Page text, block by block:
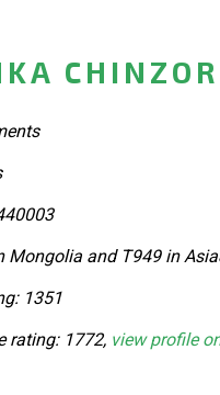
Mongolia and T949 in
1351
rating: 1772, view profile